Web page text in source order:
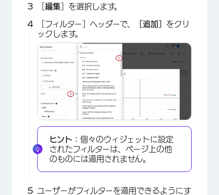
編集 ］を選択します。
［フィルター］ヘッダーで、 ［追加］ をクリ
ックします。
ヒント： 個々のウィジェットに設定
されたフィルターは、ページ上の他
のものには適用されません。
ユーザーがフィルターを適用できるようにす